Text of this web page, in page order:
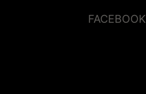
FACEBOOK